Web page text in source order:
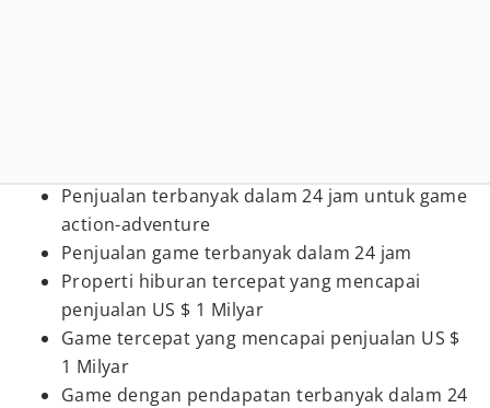
Penjualan terbanyak dalam 24 jam untuk game
action-adventure
Penjualan game terbanyak dalam 24 jam
Properti hiburan tercepat yang mencapai
penjualan US $ 1 Milyar
Game tercepat yang mencapai penjualan US $
1 Milyar
Game dengan pendapatan terbanyak dalam 24